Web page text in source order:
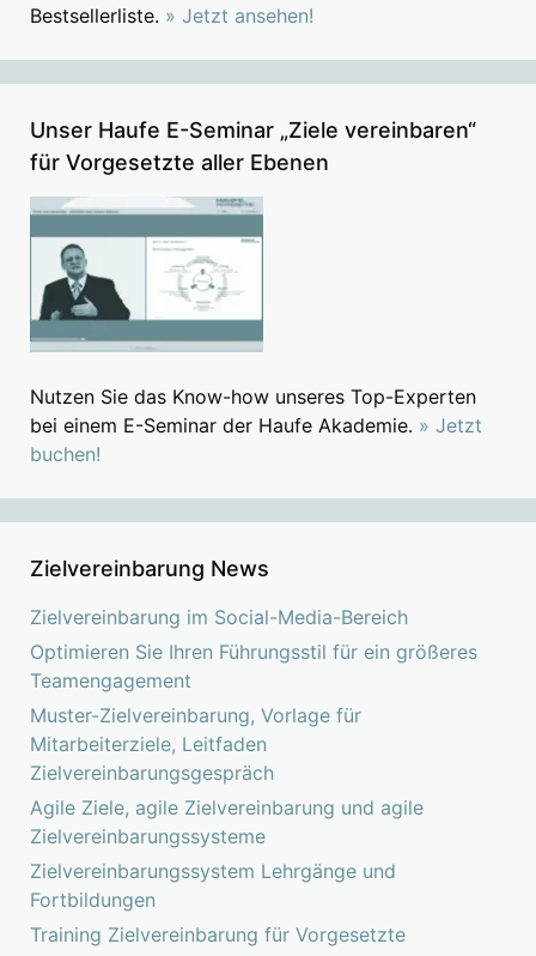
Bestsellerliste. » Jetzt ansehen!
Unser Haufe E-Seminar „Ziele vereinbaren“
für Vorgesetzte aller Ebenen
Nutzen Sie das Know-how unseres Top-Experten
bei einem E-Seminar der Haufe Akademie. » Jetzt
buchen!
Zielvereinbarung News
Zielvereinbarung im Social-Media-Bereich
Optimieren Sie Ihren Führungsstil für ein größeres
Teamengagement
Muster-Zielvereinbarung, Vorlage für
Mitarbeiterziele, Leitfaden
Zielvereinbarungsgespräch
Agile Ziele, agile Zielvereinbarung und agile
Zielvereinbarungssysteme
Zielvereinbarungssystem Lehrgänge und
Fortbildungen
Training Zielvereinbarung für Vorgesetzte